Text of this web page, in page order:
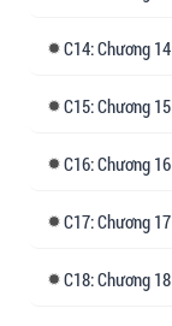
14: Chương 14
15: Chương 15
16: Chương 16
17: Chương 17
18: Chương 18